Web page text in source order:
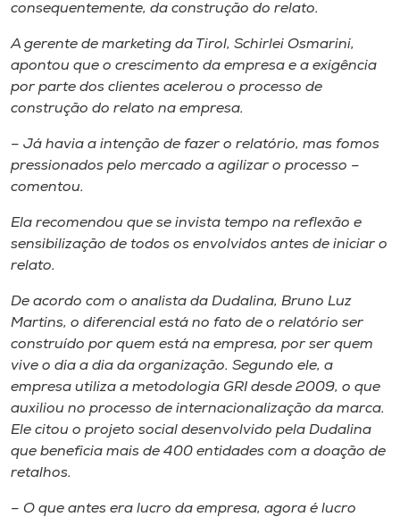
consequentemente, da construção do relato.
A gerente de marketing da Tirol, Schirlei Osmarini,
apontou que o crescimento da empresa e a exigência
por parte dos clientes acelerou o processo de
construção do relato na empresa.
– Já havia a intenção de fazer o relatório, mas fomos
pressionados pelo mercado a agilizar o processo –
comentou.
Ela recomendou que se invista tempo na reflexão e
sensibilização de todos os envolvidos antes de iniciar o
relato.
De acordo com o analista da Dudalina, Bruno Luz
Martins, o diferencial está no fato de o relatório ser
construído por quem está na empresa, por ser quem
vive o dia a dia da organização. Segundo ele, a
empresa utiliza a metodologia GRI desde 2009, o que
auxiliou no processo de internacionalização da marca.
Ele citou o projeto social desenvolvido pela Dudalina
que beneficia mais de 400 entidades com a doação de
retalhos.
– O que antes era lucro da empresa, agora é lucro